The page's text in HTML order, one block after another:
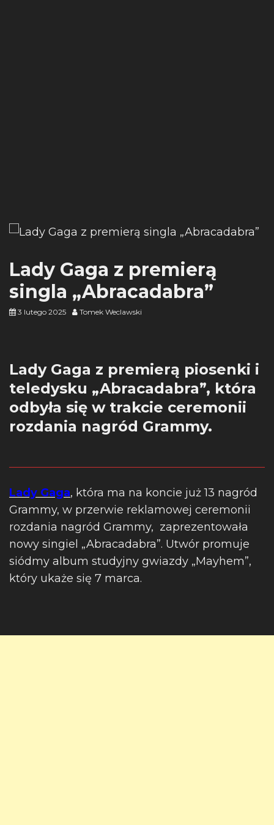
Lady Gaga z premierą
singla „Abracadabra”
3 lutego 2025 Tomek Weclawski
Lady Gaga z premierą piosenki i
teledysku „Abracadabra”, która
odbyła się w trakcie ceremonii
rozdania nagród Grammy.
Lady Gaga, która ma na koncie już 13 nagród
Grammy, w przerwie reklamowej ceremonii
rozdania nagród Grammy, zaprezentowała
nowy singiel „Abracadabra”. Utwór promuje
siódmy album studyjny gwiazdy „Mayhem”,
który ukaże się 7 marca.